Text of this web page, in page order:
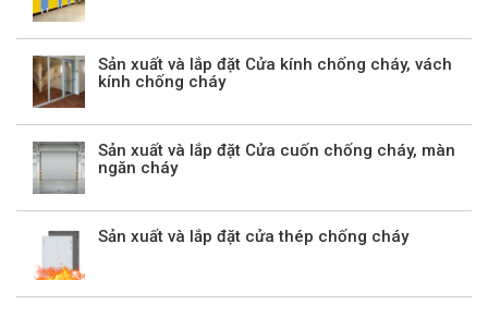
Sản xuất và lắp đặt Cửa kính chống cháy, vách
kính chống cháy
Sản xuất và lắp đặt Cửa cuốn chống cháy, màn
ngăn cháy
Sản xuất và lắp đặt cửa thép chống cháy